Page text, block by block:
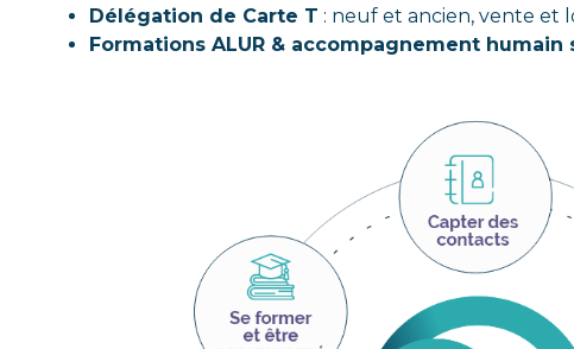
Délégation de Carte T : neuf et ancien, vente et
Formations ALUR & accompagnement humain